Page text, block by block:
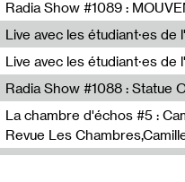
Radio Panik
Live avec les étudiant·es de
Live avec les étudiant·es
Resonance
La chambre d'échos #5 :
Revue Les